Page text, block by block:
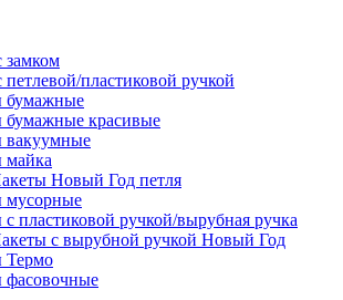
замком
петлевой/пластиковой ручкой
бумажные
бумажные красивые
вакуумные
майка
Новый Год петля
мусорные
пластиковой ручкой/вырубная ручка
с вырубной ручкой Новый Год
Термо
фасовочные